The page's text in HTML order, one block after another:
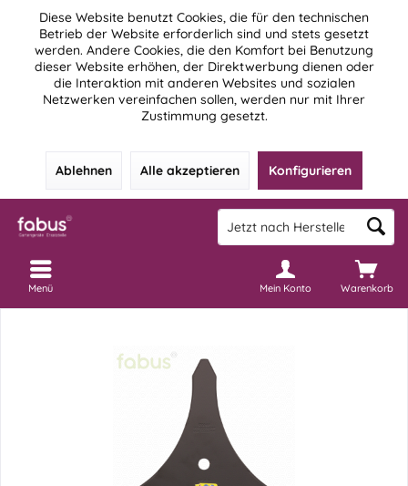
Diese Website benutzt Cookies, die für den technischen
Betrieb der Website erforderlich sind und stets gesetzt
werden. Andere Cookies, die den Komfort bei Benutzung
dieser Website erhöhen, der Direktwerbung dienen oder
die Interaktion mit anderen Websites und sozialen
Netzwerken vereinfachen sollen, werden nur mit Ihrer
Zustimmung gesetzt.
Ablehnen Alle akzeptieren Konfigurieren
Warenkorb
Mein Konto
Menü